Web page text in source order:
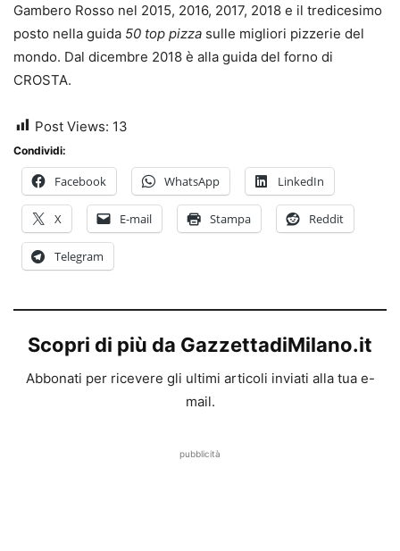
Gambero Rosso nel 2015, 2016, 2017, 2018 e il tredicesimo
posto nella guida 50 top pizza sulle migliori pizzerie del
mondo. Dal dicembre 2018 è alla guida del forno di
CROSTA.
Post Views: 13
Condividi:
Facebook WhatsApp LinkedIn
X E-mail Stampa Reddit
Telegram
Scopri di più da GazzettadiMilano.it
Abbonati per ricevere gli ultimi articoli inviati alla tua e-
mail.
pubblicità